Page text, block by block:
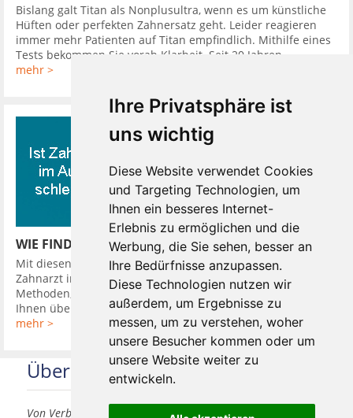
Ihre Privatsphäre ist
uns wichtig
Diese Website verwendet Cookies
und Targeting Technologien, um
Ihnen ein besseres Internet-
Erlebnis zu ermöglichen und die
Werbung, die Sie sehen, besser an
Ihre Bedürfnisse anzupassen.
Diese Technologien nutzen wir
außerdem, um Ergebnisse zu
messen, um zu verstehen, woher
unsere Besucher kommen oder um
unsere Website weiter zu
entwickeln.
Bislang galt Titan als Nonplusultra, wenn es um künstliche
Hüften oder perfekten Zahnersatz geht. Leider reagieren
immer mehr Patienten auf Titan empfindlich. Mithilfe eines
Tests bekommen Sie vorab Klarheit. Seit 20 Jahren ...
mehr >
WIE FINDE ICH EINEN GUTEN ZAHNARZT
Mit diesen 10 Tipps finden Sie leicht einen guten günstigen
Zahnarzt in Ihrer Nähe. So hat Ihr Zahnarzt verschiedene
Methoden, Sie in seine Diagnose einzubeziehen. Er kann
Ihnen über Kamera oder ...
mehr >
Über uns
Von Verbrauchern für Verbraucher